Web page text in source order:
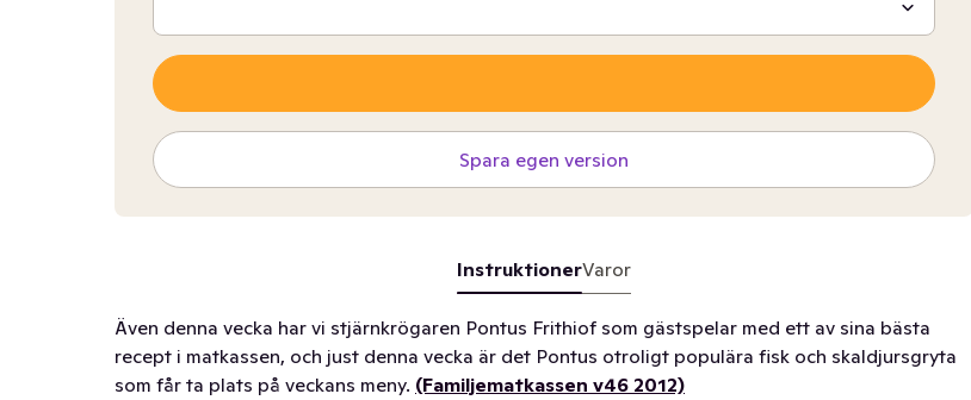
Spara egen version
InstruktionerVaror
Även denna vecka har vi stjärnkrögaren Pontus Frithiof som gästspelar med ett av sina bästa
recept i matkassen, och just denna vecka är det Pontus otroligt populära fisk och skaldjursgryta
som får ta plats på veckans meny. (Familjematkassen v46 2012)